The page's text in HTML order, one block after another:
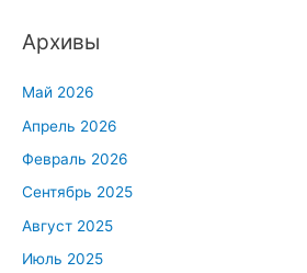
Архивы
Май 2026
Апрель 2026
Февраль 2026
Сентябрь 2025
Август 2025
Июль 2025